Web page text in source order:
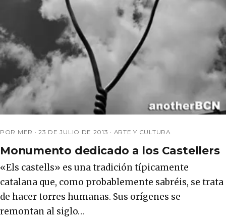
POR MER ·23 DE JULIO DE 2013 · ARTE Y CULTURA
Monumento dedicado a los Castellers
«Els castells» es una tradición típicamente
catalana que, como probablemente sabréis, se trata
de hacer torres humanas. Sus orígenes se
remontan al siglo…